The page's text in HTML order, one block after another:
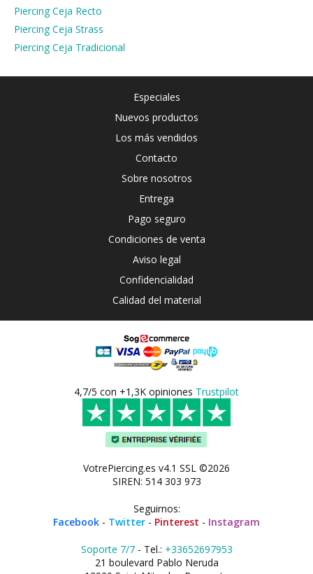
Piercing Ceja Recto
Piercing Ceja Strass
Piercing Ceja Tradicional
Especiales
Nuevos productos
Los más vendidos
Contacto
Sobre nosotros
Entrega
Pago seguro
Condiciones de venta
Aviso legal
Confidencialidad
Calidad del material
4,7/5 con +1,3K opiniones Trustpilot
VotrePiercing.es v4.1 SSL ©2026
SIREN: 514 303 973
Seguirnos:
Facebook - Twitter - Pinterest - Instagram
Soporte 7/7- Tel.: +33652697953
21 boulevard Pablo Neruda